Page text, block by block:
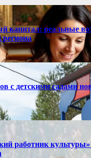
капитал: реальные
региона
с детскими садами
работник культуры»